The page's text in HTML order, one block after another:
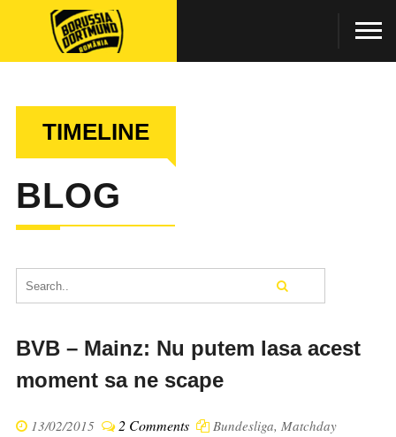
TIMELINE
BLOG
BVB – Mainz: Nu putem lasa acest
moment sa ne scape
13/02/2015 2 Comments Bundesliga, Matchday